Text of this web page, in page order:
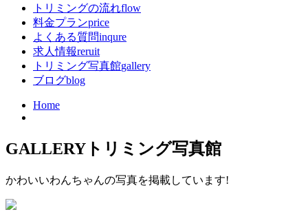
トリミングの流れflow
料金プランprice
よくある質問inqure
求人情報reruit
トリミング写真館gallery
ブログblog
Home
GALLERY トリミング写真館
かわいいわんちゃんの写真を掲載しています!